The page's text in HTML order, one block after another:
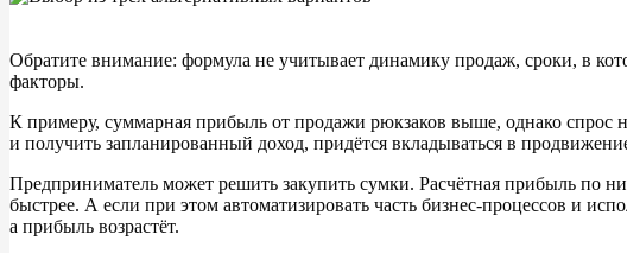
Обратите внимание: формула не учитывает динамику продаж, сроки, в
факторы.
К примеру, суммарная прибыль от продажи рюкзаков выше, однако спрос
и получить запланированный доход, придётся вкладываться в
Предприниматель может решить закупить сумки. Расчётная прибыль по
быстрее. А если при этом автоматизировать часть бизнес-процессов и
а прибыль возрастёт.